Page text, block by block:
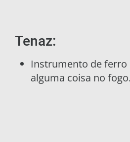
Tenaz:
Instrumento de ferro
alguma coisa no fogo.